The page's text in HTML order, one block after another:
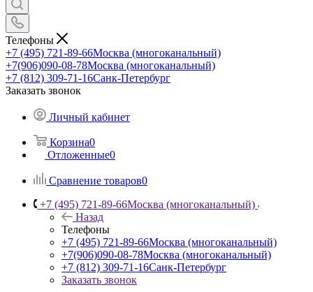
Телефоны
+7 (495) 721-89-66Москва (многоканальный)
+7(906)090-08-78Москва (многоканальный)
+7 (812) 309-71-16Санк-Петербург
Заказать звонок
Личный кабинет
Корзина0
Отложенные0
Сравнение товаров0
+7 (495) 721-89-66Москва (многоканальный)
Назад
Телефоны
+7 (495) 721-89-66Москва (многоканальный)
+7(906)090-08-78Москва (многоканальный)
+7 (812) 309-71-16Санк-Петербург
Заказать звонок